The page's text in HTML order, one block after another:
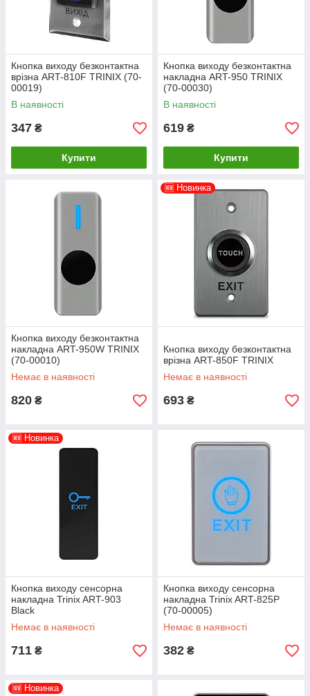
Кнопка виходу безконтактна
врізна ART-810F TRINIX (70-
00019)
В наявності
347 ₴
Купити
Кнопка виходу безконтактна
накладна ART-950 TRINIX
(70-00030)
В наявності
619 ₴
Купити
Кнопка виходу безконтактна
накладна ART-950W TRINIX
(70-00010)
Немає в наявності
820 ₴
🆕 Новинка
Кнопка виходу безконтактна
врізна ART-850F TRINIX
Немає в наявності
693 ₴
🆕 Новинка
Кнопка виходу сенсорна
накладна Trinix ART-903
Black
Немає в наявності
711 ₴
Кнопка виходу сенсорна
накладна Trinix ART-825P
(70-00005)
Немає в наявності
382 ₴
🆕 Новинка